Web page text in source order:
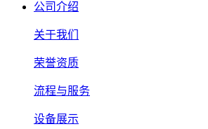
公司介绍
关于我们
荣誉资质
流程与服务
设备展示